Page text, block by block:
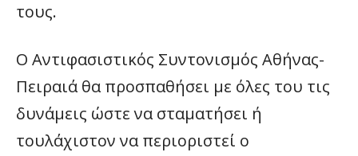
τους.
Ο Αντιφασιστικός Συντονισμός Αθήνας-
Πειραιά θα προσπαθήσει με όλες του τις
δυνάμεις ώστε να σταματήσει ή
τουλάχιστον να περιοριστεί ο